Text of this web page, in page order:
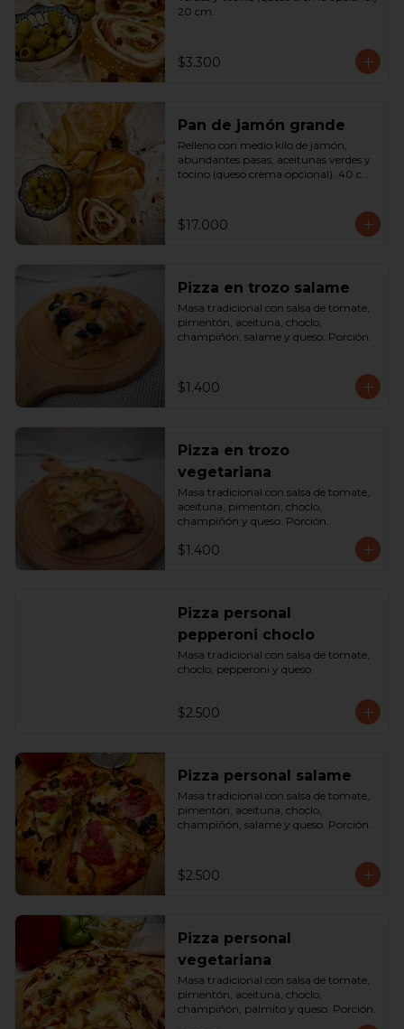
20 cm.
$3.300
Pan de jamón grande
Relleno con medio kilo de jamón,
abundantes pasas, aceitunas verdes y
tocino (queso crema opcional). 40 cm
$17.000
Pizza en trozo salame
Masa tradicional con salsa de tomate,
pimentón, aceituna, choclo,
champiñón, salame y queso. Porción.
$1.400
Pizza en trozo
vegetariana
Masa tradicional con salsa de tomate,
aceituna, pimentón, choclo,
champiñón y queso. Porción.
$1.400
Pizza personal
pepperoni choclo
Masa tradicional con salsa de tomate,
choclo, pepperoni y queso.
$2.500
Pizza personal salame
Masa tradicional con salsa de tomate,
pimentón, aceituna, choclo,
champiñón, salame y queso. Porción.
$2.500
Pizza personal
vegetariana
Masa tradicional con salsa de tomate,
pimentón, aceituna, choclo,
champiñón, palmito y queso. Porción.